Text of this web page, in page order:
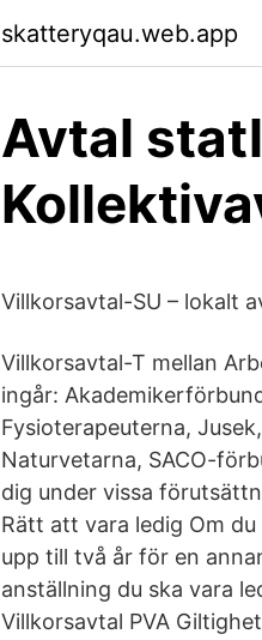
skatteryqau.web.app
Avtal
Villkorsavtal-SU – lokalt
Villkorsavtal-T mellan
ingår:
Fysioterapeuterna,
Naturvetarna, SACO-
dig under vissa
Rätt att vara ledig Om
upp till två år för en
anställning du ska vara
Villkorsavtal PVA